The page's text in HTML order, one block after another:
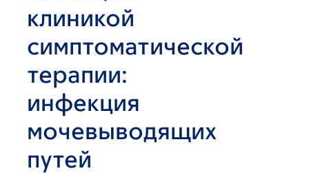
клиникой
симптоматической
терапии:
инфекция
мочевыводящих
путей